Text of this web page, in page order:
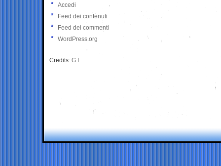
Accedi
Feed dei contenuti
Feed dei commenti
WordPress.org
Credits: G.I